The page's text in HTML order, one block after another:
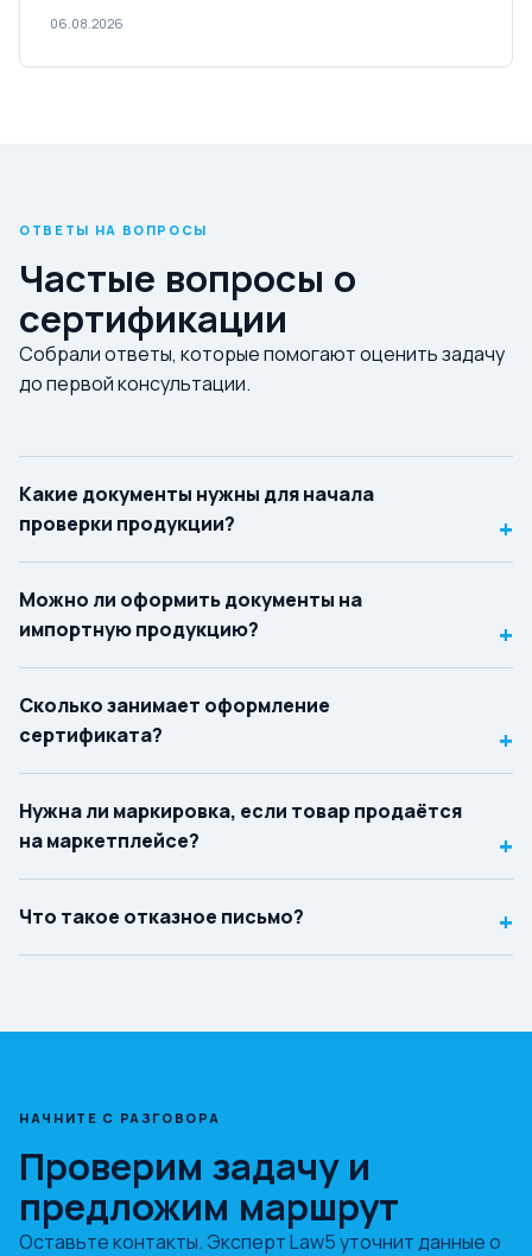
06.08.2026
ОТВЕТЫ НА ВОПРОСЫ
Частые вопросы о
сертификации
Собрали ответы, которые помогают оценить задачу
до первой консультации.
Какие документы нужны для начала
проверки продукции?
+
Можно ли оформить документы на
импортную продукцию?
+
Сколько занимает оформление
сертификата?
+
Нужна ли маркировка, если товар продаётся
на маркетплейсе?
+
Что такое отказное письмо? +
НАЧНИТЕ С РАЗГОВОРА
Проверим задачу и
предложим маршрут
Оставьте контакты. Эксперт Law5 уточнит данные о